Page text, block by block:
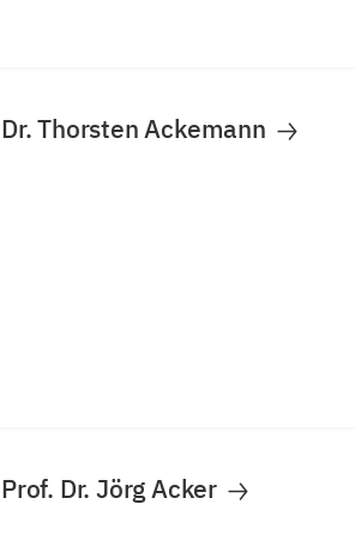
Dr. Thorsten Ackemann
Prof. Dr. Jörg Acker